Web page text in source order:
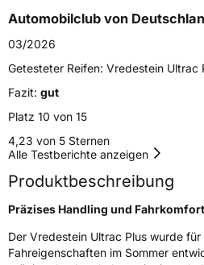
FelgenschutzFP
EU Label
NasshaftungA
Rollgeräusch (Klasse)B
FahrzeugklasseC1
Automobilclub von
03/2026
Getesteter Reifen: Vredestein Ultrac
Fazit: gut
Platz 10 von 15
4,23 von 5 Sternen
Alle Testberichte anzeigen
Produktbeschreibung
Präzises Handling und Fahrkomfort
Der Vredestein Ultrac Plus wurde
Fahreigenschaften im Sommer